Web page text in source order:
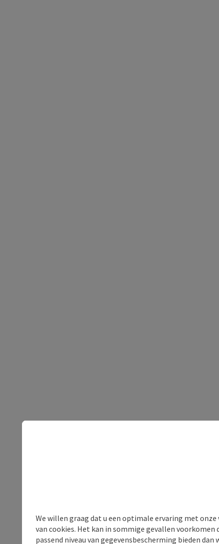
We willen graag dat u een optimale ervaring met
van cookies. Het kan in sommige gevallen voorkomen
passend niveau van gegevensbescherming bieden